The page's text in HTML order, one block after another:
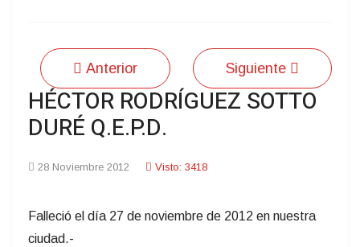
Anterior Siguiente
HÉCTOR RODRÍGUEZ SOTTO
DURÉ Q.E.P.D.
28 Noviembre 2012 Visto: 3418
Falleció el día 27 de noviembre de 2012 en nuestra
ciudad.-